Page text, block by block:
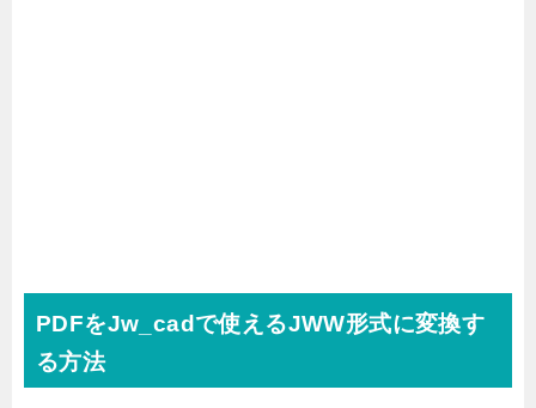
PDFをJw_cadで使えるJWW形式に変換す
る方法